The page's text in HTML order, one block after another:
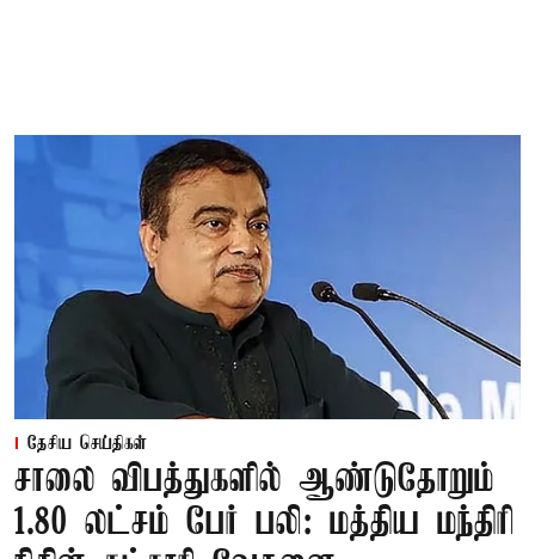
தேசிய செய்திகள்
சாலை விபத்துகளில் ஆண்டுதோறும்
1.80 லட்சம் பேர் பலி: மத்திய மந்திரி